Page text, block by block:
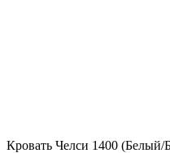
Кровать Челси 1400 (Белый/